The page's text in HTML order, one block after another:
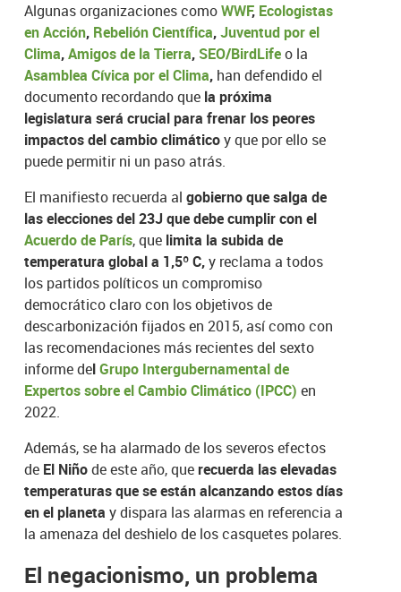
Algunas organizaciones comoWWF, Ecologistas
en Acción, Rebelión Científica,Juventud por el
Clima,Amigos de la Tierra, SEO/BirdLifeo la
Asamblea Cívica por el Clima, han defendido el
documento recordando que la próxima
legislatura será crucial para frenar los peores
impactos del cambio climáticoy que por ello se
puede permitir ni un paso atrás.
El manifiesto recuerda algobierno que salga de
las elecciones del 23J que debe cumplir con el
Acuerdo de París, que limita la subida de
temperatura global a 1,5º C,y reclama a todos
los partidos políticos un compromiso
democrático claro con los objetivos de
descarbonización fijados en 2015, así como con
las recomendaciones más recientes del sexto
informe delGrupo Intergubernamental de
Expertos sobre el Cambio Climático (IPCC) en
2022.
Además, se ha alarmado de los severos efectos
de El Niñode este año, querecuerda las elevadas
temperaturas que se están alcanzando estos días
en el planeta y dispara las alarmas en referencia a
la amenaza del deshielo de los casquetes polares.
El negacionismo, un problema